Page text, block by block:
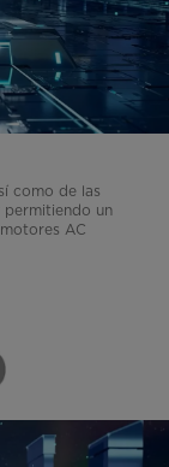
como de las
permitiendo un
AC